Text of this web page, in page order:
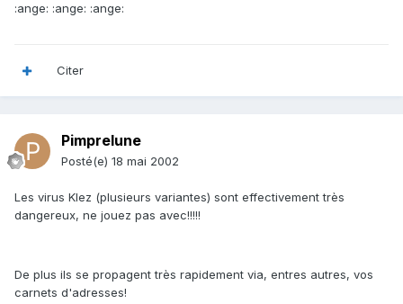
:ange: :ange: :ange:
Citer
Pimprelune
Posté(e) 18 mai 2002
Les virus Klez (plusieurs variantes) sont effectivement très
dangereux, ne jouez pas avec!!!!!
De plus ils se propagent très rapidement via, entres autres, vos
carnets d'adresses!